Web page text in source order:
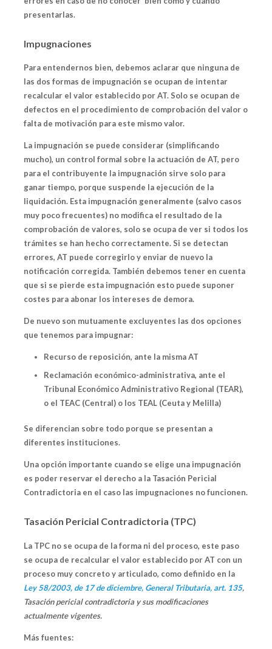
presentarlas.
Impugnaciones
Para entendernos bien, debemos aclarar que ninguna de
las dos formas de impugnación se ocupan de intentar
recalcular el valor establecido por AT. Solo se ocupan de
defectos en el procedimiento de comprobación del valor o
falta de motivación para este mismo valor.
La impugnación se puede considerar (simplificando
mucho), un control formal sobre la actuación de AT, pero
para el contribuyente la impugnación sirve solo para
ganar tiempo, porque suspende la ejecución de la
liquidación. Esta impugnación generalmente (salvo casos
muy poco frecuentes) no modifica el resultado de la
comprobación de valores, solo se ocupa de ver si todos los
trámites se han hecho correctamente. Si se detectan
errores, AT puede corregirlo y enviar de nuevo la
notificación corregida. También debemos tener en cuenta
que si se pierde esta impugnación esto puede suponer
costes para abonar los intereses de demora.
De nuevo son mutuamente excluyentes las dos opciones
que tenemos para impugnar:
Recurso de reposición, ante la misma AT
Reclamación económico-administrativa, ante el
Tribunal Económico Administrativo Regional (TEAR),
o el TEAC (Central) o los TEAL (Ceuta y Melilla)
Se diferencian sobre todo porque se presentan a
diferentes instituciones.
Una opción importante cuando se elige una impugnación
es poder reservar el derecho a la Tasación Pericial
Contradictoria en el caso las impugnaciones no funcionen.
Tasación Pericial Contradictoria (TPC)
La TPC no se ocupa de la forma ni del proceso, este paso
se ocupa de recalcular el valor establecido por AT con un
proceso muy concreto y articulado, como definido en la
Ley 58/2003, de 17 de diciembre, General Tributaria, art. 135,
Tasación pericial contradictoria y sus modificaciones
actualmente vigentes.
Más fuentes: